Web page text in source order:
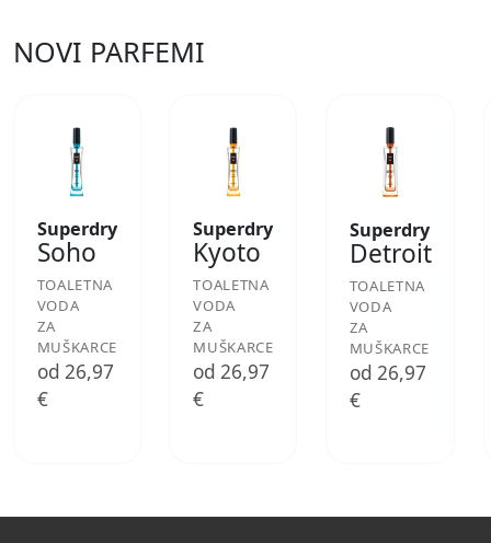
NOVI PARFEMI
Superdry
Soho
TOALETNA
VODA
ZA
MUŠKARCE
od 26,97
€
Superdry
Kyoto
TOALETNA
VODA
ZA
MUŠKARCE
od 26,97
€
Superdry
Detroit
TOALETNA
VODA
ZA
MUŠKARCE
od 26,97
€